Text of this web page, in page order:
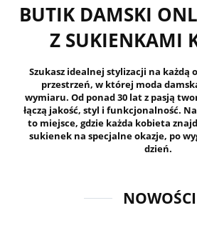
BUTIK DAMSKI
Z SUKIENKAMI
Szukasz idealnej stylizacji na każdą
przestrzeń, w której moda
wymiaru. Od ponad 30 lat z pasją
łączą jakość, styl i funkcjonalność.
to miejsce, gdzie każda kobieta
sukienek na specjalne okazje, po
dzień.
NOWOŚCI